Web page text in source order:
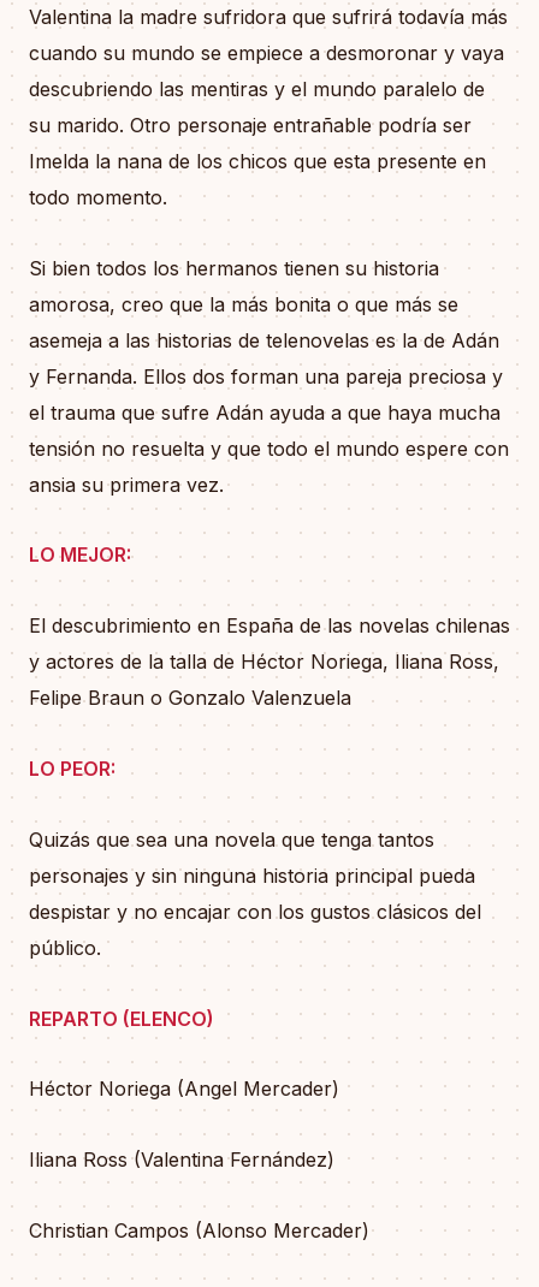
Valentina la madre sufridora que sufrirá todavía más
cuando su mundo se empiece a desmoronar y vaya
descubriendo las mentiras y el mundo paralelo de
su marido. Otro personaje entrañable podría ser
Imelda la nana de los chicos que esta presente en
todo momento.
Si bien todos los hermanos tienen su historia
amorosa, creo que la más bonita o que más se
asemeja a las historias de telenovelas es la de Adán
y Fernanda. Ellos dos forman una pareja preciosa y
el trauma que sufre Adán ayuda a que haya mucha
tensión no resuelta y que todo el mundo espere con
ansia su primera vez.
LO MEJOR:
El descubrimiento en España de las novelas chilenas
y actores de la talla de Héctor Noriega, Iliana Ross,
Felipe Braun o Gonzalo Valenzuela
LO PEOR:
Quizás que sea una novela que tenga tantos
personajes y sin ninguna historia principal pueda
despistar y no encajar con los gustos clásicos del
público.
REPARTO (ELENCO)
Héctor Noriega (Angel Mercader)
Iliana Ross (Valentina Fernández)
Christian Campos (Alonso Mercader)